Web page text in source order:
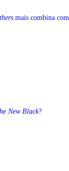
mais combina
New Black?